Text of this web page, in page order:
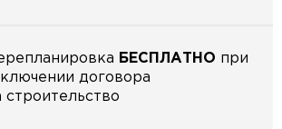
БЕСПЛАТНО при
договора
строительство